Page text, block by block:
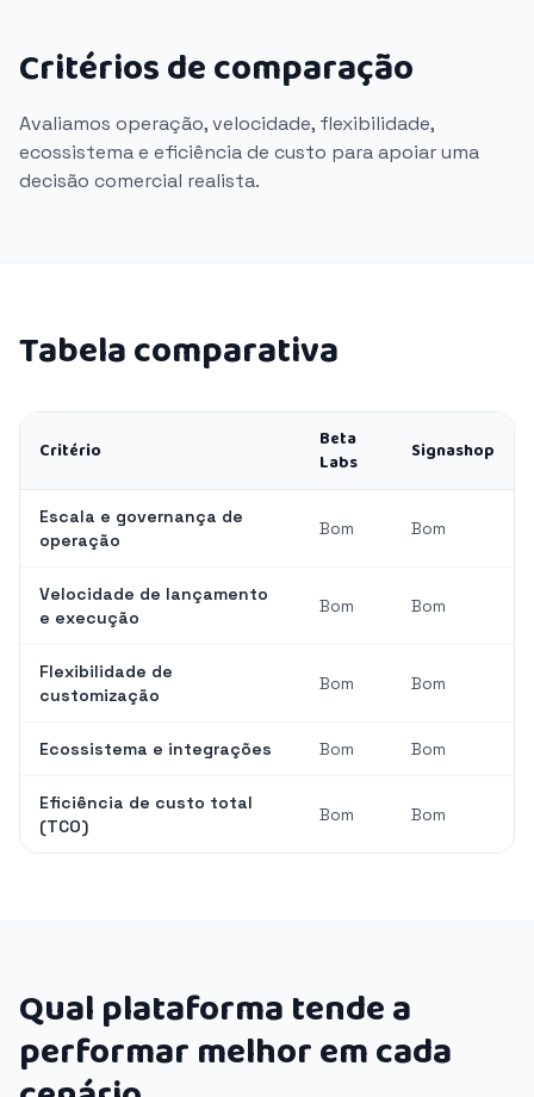
Critérios de comparação
Avaliamos operação, velocidade, flexibilidade,
ecossistema e eficiência de custo para apoiar uma
decisão comercial realista.
Tabela comparativa
Critério
Beta
Labs
Signashop
Escala e governança de
operação
Bom Bom
Velocidade de lançamento
e execução
Bom Bom
Flexibilidade de
customização
Bom Bom
Ecossistema e integrações Bom Bom
Eficiência de custo total
(TCO)
Bom Bom
Qual plataforma tende a
performar melhor em cada